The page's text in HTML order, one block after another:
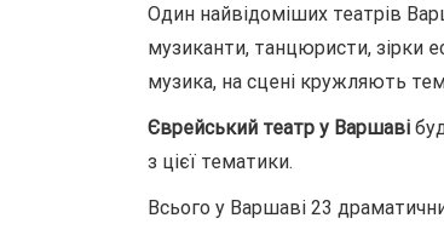
Один найвідоміших театрів
музиканти, танцюристи, зірки
музика, на сцені кружляють
Єврейський театр у Варшаві
з цієї тематики.
Всього у Варшаві 23